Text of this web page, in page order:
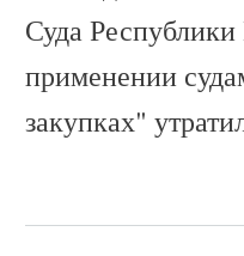
Суда
применении
закупках"